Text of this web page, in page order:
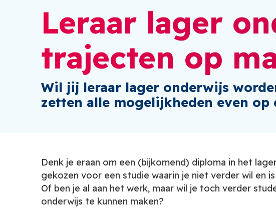
Leraar lager
trajecten op
Wil jij leraar lager onderwijs
zetten alle mogelijkheden even op
Denk je eraan om een (bijkomend) diploma in het
gekozen voor een studie waarin je niet verder wil en
Of ben je al aan het werk, maar wil je toch verder
onderwijs te kunnen maken?